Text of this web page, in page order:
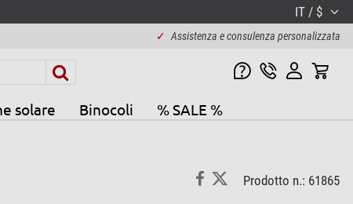
IT / $
✓ Assistenza e consulenza personalizzata
solare Binocoli % SALE %
Prodotto n.: 61865